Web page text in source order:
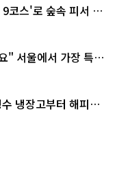
코스'로 숲속 피서 떠
" 서울에서 가장 특별
냉장고부터 해피소